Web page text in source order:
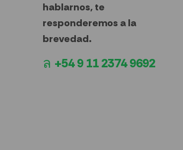
hablarnos, te
responderemos a la
brevedad.
+54 9 11 2374 9692